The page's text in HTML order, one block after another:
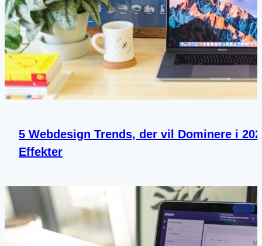
5 Webdesign Trends, der vil Dominere i
Effekter